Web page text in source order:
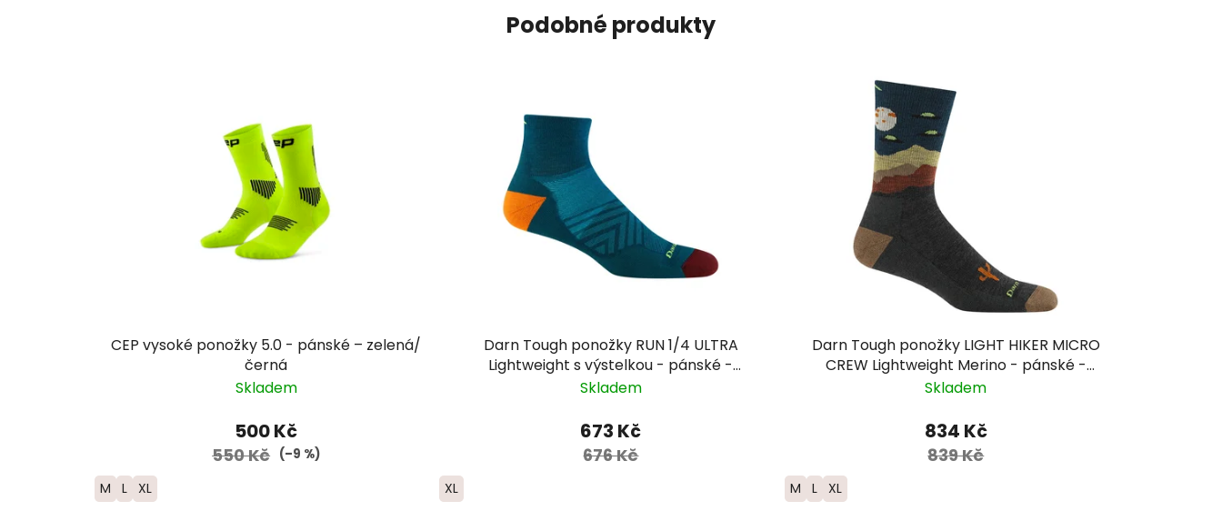
Podobné produkty
CEP vysoké ponožky 5.0 - pánské – zelená/
černá
Skladem
500 Kč
550 Kč (–9 %)
M L XL
Darn Tough ponožky RUN 1/4 ULTRA
Lightweight s výstelkou - pánské -
zelenomodré
Skladem
673 Kč
676 Kč
XL
Darn Tough ponožky LIGHT HIKER MICRO
CREW Lightweight Merino - pánské -
hnědá/modrá
Skladem
834 Kč
839 Kč
M L XL